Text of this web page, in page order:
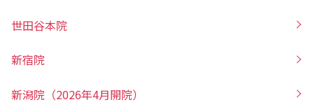
世田谷本院
新宿院
新潟院（2026年4月開院）